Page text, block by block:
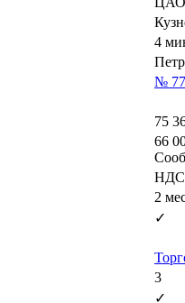
4
№
75
66
НДС
2
✓
3
✓